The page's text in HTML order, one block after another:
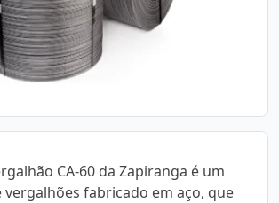
CA-60 da Zapiranga é um
fabricado em aço, que